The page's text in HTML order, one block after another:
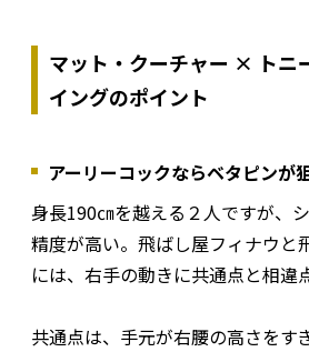
マット・クーチャー × トニ
イングのポイント
アーリーコックならベタピンが
身長190㎝を越える２人ですが、
精度が高い。飛ばし屋フィナウと
には、右手の動きに共通点と相違
共通点は、手元が右腰の高さをす